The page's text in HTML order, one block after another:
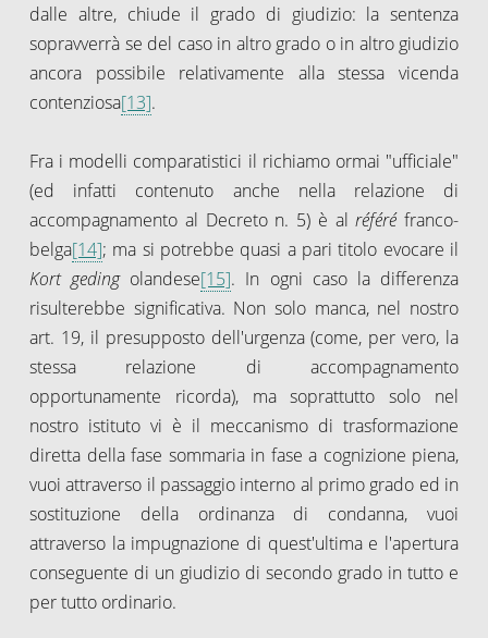
dalle altre, chiude il grado di giudizio: la sentenza
sopravverrà se del caso in altro grado o in altro giudizio
ancora possibile relativamente alla stessa vicenda
contenziosa[13].
Fra i modelli comparatistici il richiamo ormai "ufficiale"
(ed infatti contenuto anche nella relazione di
accompagnamento al Decreto n. 5) è alréféréfranco-
belga[14]; ma si potrebbe quasi a pari titolo evocare il
Kort gedingolandese[15]. In ogni caso la differenza
risulterebbe significativa. Non solo manca, nel nostro
art. 19, il presupposto dell'urgenza (come, per vero, la
stessa relazione di accompagnamento
opportunamente ricorda), ma soprattutto solo nel
nostro istituto vi è il meccanismo di trasformazione
diretta della fase sommaria in fase a cognizione piena,
vuoi attraverso il passaggio interno al primo grado ed in
sostituzione della ordinanza di condanna, vuoi
attraverso la impugnazione di quest'ultima e l'apertura
conseguente di un giudizio di secondo grado in tutto e
per tutto ordinario.